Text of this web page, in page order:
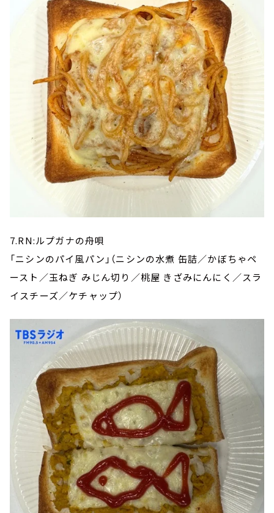
7.RN:ルプガナの舟唄
「ニシンのパイ風パン」（ニシンの水煮 缶詰／かぼちゃペ
ースト／玉ねぎ みじん切り／桃屋 きざみにんにく／スラ
イスチーズ／ケチャップ）